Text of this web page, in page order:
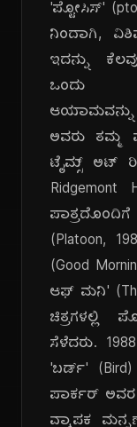
'ಪ್ಟೋಸಿಸ್'
ನಿಂದಾಗಿ,
ಇದನ್ನು
ಒಂದು
ಆಯಾಮವನ್ನು
ಅವರು ತಮ್ಮ
ಟೈಮ್ಸ್ ಅಟ್
(Platoon,
(Good
ಆಫ್ ಮನಿ'
ಚಿತ್ರಗಳಲ್ಲಿ
ಸೆಳೆದರು.
'ಬರ್ಡ್'
ಪಾರ್ಕರ್ ಅವರ
ವ್ಯಾಪಕ